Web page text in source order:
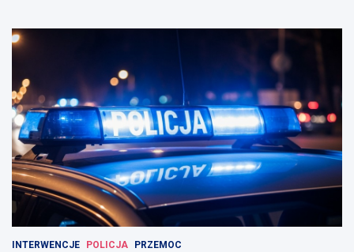
INTERWENCJE POLICJA PRZEMOC